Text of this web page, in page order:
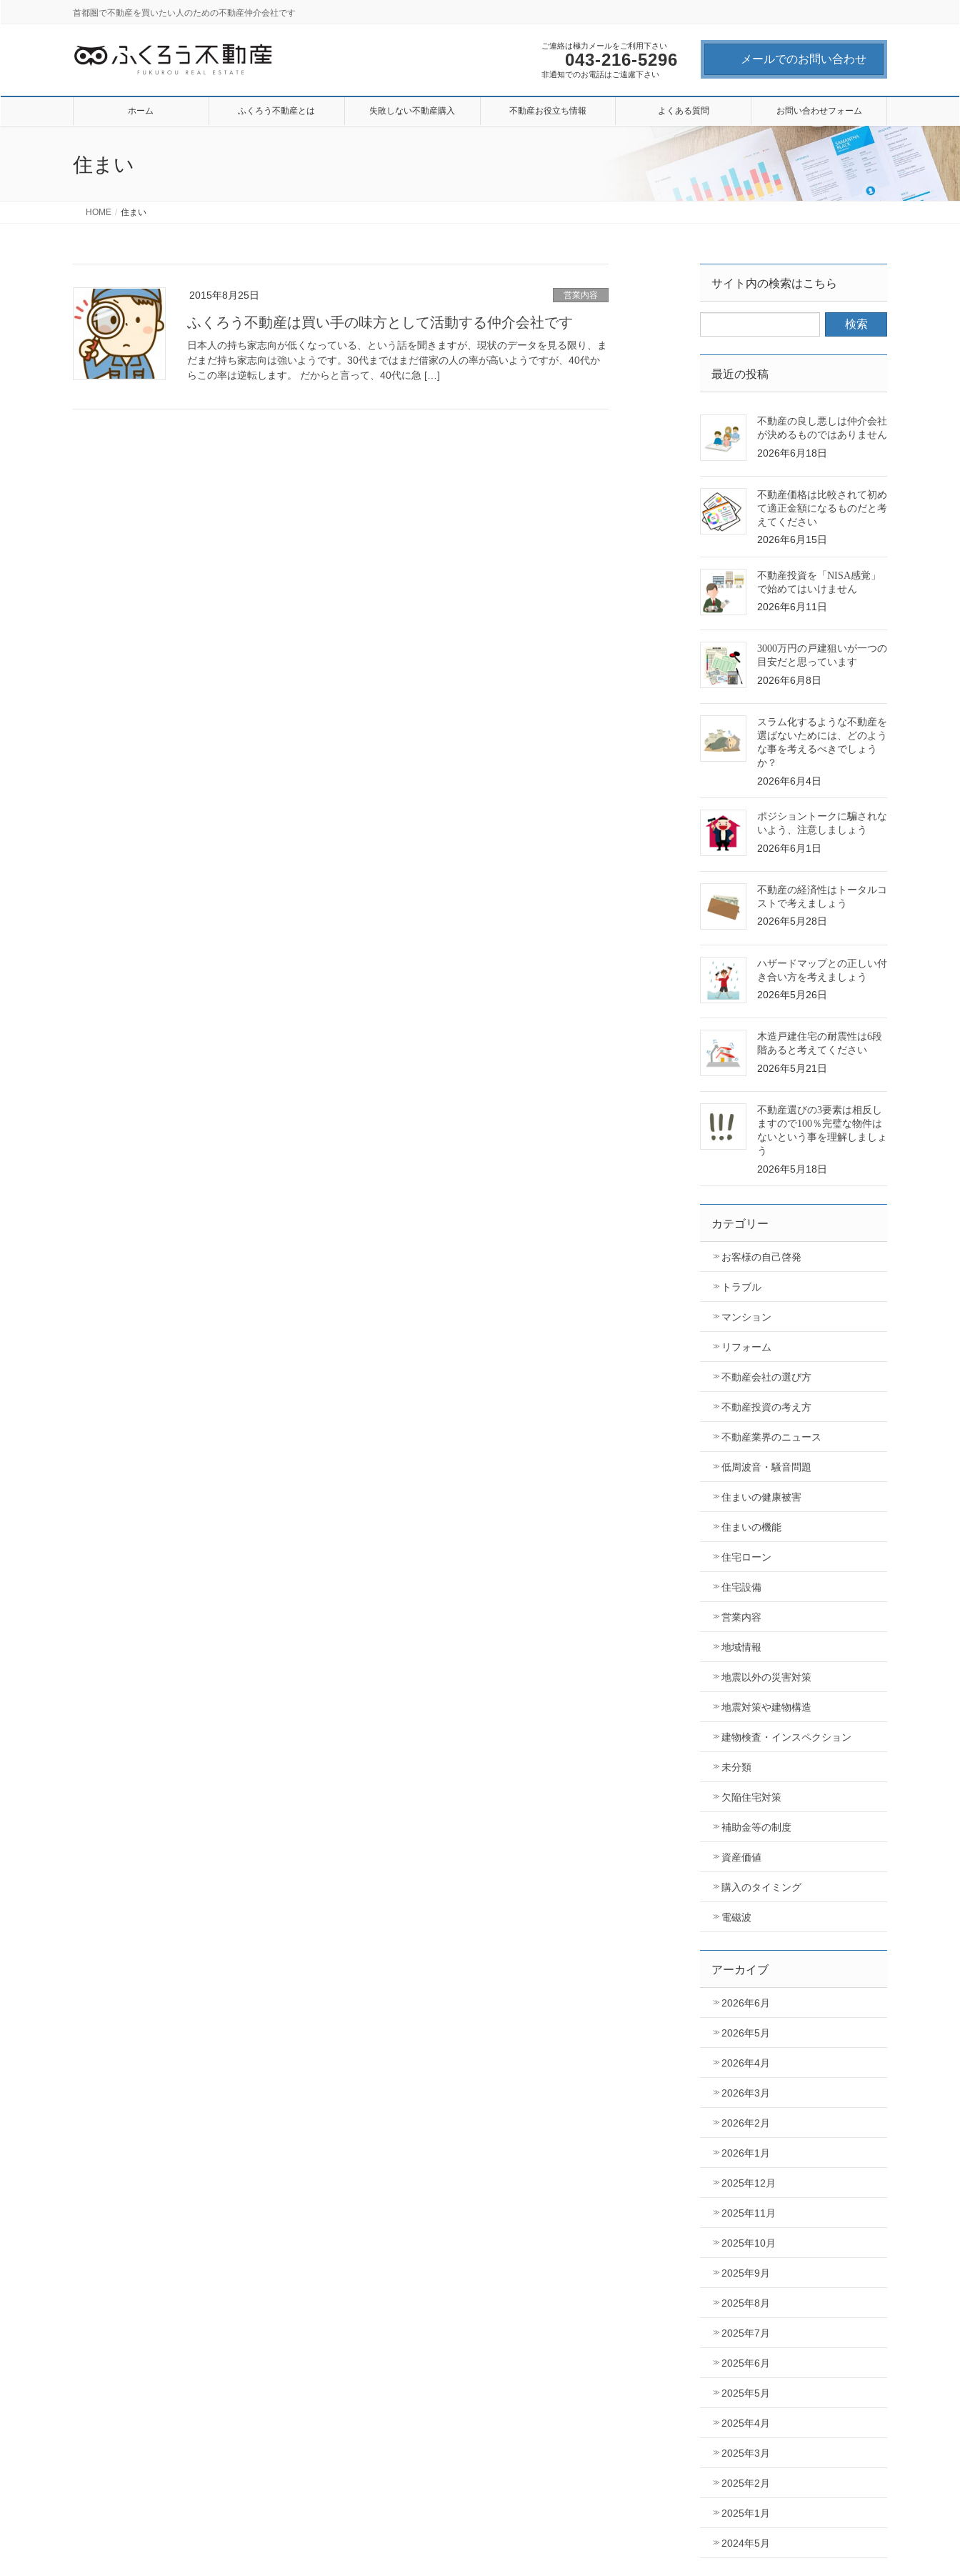
首都圏で不動産を買いたい人のための不動産仲介会社です
ご連絡は極力メールをご利用下さい
043-216-5296
非通知でのお電話はご遠慮下さい
メールでのお問い合わせ
ホーム ふくろう不動産とは 失敗しない不動産購入 不動産お役立ち情報 よくある質問 お問い合わせフォーム
住まい
HOME 住まい
2015年8月25日 営業内容
ふくろう不動産は買い手の味方として活動する仲介会社です
日本人の持ち家志向が低くなっている、という話を聞きますが、現状のデータを見る限り、ま
だまだ持ち家志向は強いようです。30代まではまだ借家の人の率が高いようですが、40代か
らこの率は逆転します。 だからと言って、40代に急 […]
サイト内の検索はこちら
最近の投稿
不動産の良し悪しは仲介会社
が決めるものではありません
2026年6月18日
不動産価格は比較されて初め
て適正金額になるものだと考
えてください
2026年6月15日
不動産投資を「NISA感覚」
で始めてはいけません
2026年6月11日
3000万円の戸建狙いが一つの
目安だと思っています
2026年6月8日
スラム化するような不動産を
選ばないためには、どのよう
な事を考えるべきでしょう
か？
2026年6月4日
ポジショントークに騙されな
いよう、注意しましょう
2026年6月1日
不動産の経済性はトータルコ
ストで考えましょう
2026年5月28日
ハザードマップとの正しい付
き合い方を考えましょう
2026年5月26日
木造戸建住宅の耐震性は6段
階あると考えてください
2026年5月21日
不動産選びの3要素は相反し
ますので100％完璧な物件は
ないという事を理解しましょ
う
2026年5月18日
カテゴリー
お客様の自己啓発
トラブル
マンション
リフォーム
不動産会社の選び方
不動産投資の考え方
不動産業界のニュース
低周波音・騒音問題
住まいの健康被害
住まいの機能
住宅ローン
住宅設備
営業内容
地域情報
地震以外の災害対策
地震対策や建物構造
建物検査・インスペクション
未分類
欠陥住宅対策
補助金等の制度
資産価値
購入のタイミング
電磁波
アーカイブ
2026年6月
2026年5月
2026年4月
2026年3月
2026年2月
2026年1月
2025年12月
2025年11月
2025年10月
2025年9月
2025年8月
2025年7月
2025年6月
2025年5月
2025年4月
2025年3月
2025年2月
2025年1月
2024年5月